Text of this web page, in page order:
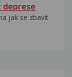
deprese
jak se zbavit